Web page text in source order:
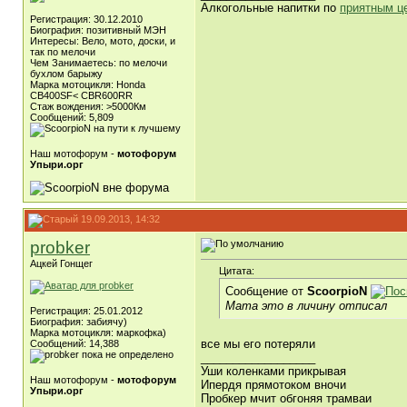
Регистрация: 30.12.2010
Биография: позитивный МЭН
Интересы: Вело, мото, доски, и
так по мелочи
Чем Занимаетесь: по мелочи
бухлом барыжу
Марка мотоцикля: Honda
CB400SF< CBR600RR
Стаж вождения: >5000Км
Сообщений: 5,809
Наш мотофорум - мотофорум
Упыри.орг
Алкогольные напитки по приятным
19.09.2013, 14:32
probker
Ацкей Гонщег
Регистрация: 25.01.2012
Биография: забиячу)
Марка мотоцикля: маркофка)
Сообщений: 14,388
Наш мотофорум - мотофорум
Упыри.орг
Цитата:
Сообщение от ScoorpioN
Мата это в личину отписал
все мы его потеряли
Уши коленками прикрывая
Ипердя прямотоком вночи
Пробкер мчит обгоняя трамваи